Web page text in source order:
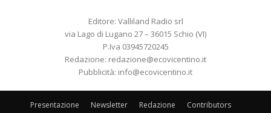
Editore: Valliland Radio srl
via Lago di Lugano 27 – 36015 Schio (VI)
P.Iva 03945720245
Redazione: redazione@ecovicentino.it
Pubblicità: info@ecovicentino.it
Presentazione Newsletter Redazione
Contributors